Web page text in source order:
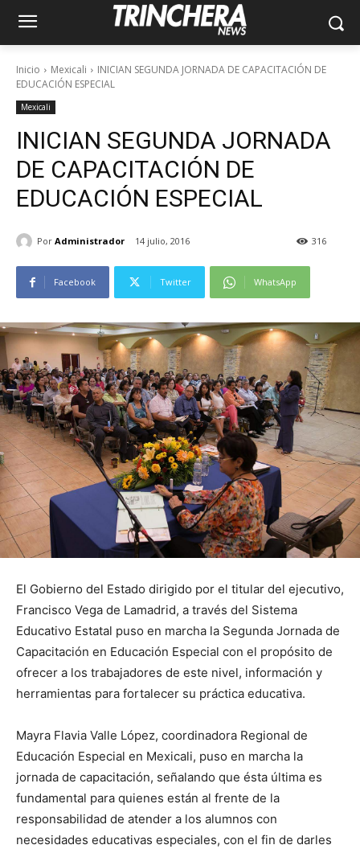
Inicio Mexicali
INICIAN SEGUNDA JORNADA DE CAPACITACIÓN DE
EDUCACIÓN ESPECIAL
Mexicali
INICIAN SEGUNDA JORNADA
DE CAPACITACIÓN DE
EDUCACIÓN ESPECIAL
Por Administrador 14 julio, 2016 316
Facebook Twitter WhatsApp
El Gobierno del Estado dirigido por el titular del ejecutivo,
Francisco Vega de Lamadrid, a través del Sistema
Educativo Estatal puso en marcha la Segunda Jornada de
Capacitación en Educación Especial con el propósito de
ofrecer a los trabajadores de este nivel, información y
herramientas para fortalecer su práctica educativa.
Mayra Flavia Valle López, coordinadora Regional de
Educación Especial en Mexicali, puso en marcha la
jornada de capacitación, señalando que ésta última es
fundamental para quienes están al frente de la
responsabilidad de atender a los alumnos con
necesidades educativas especiales, con el fin de darles